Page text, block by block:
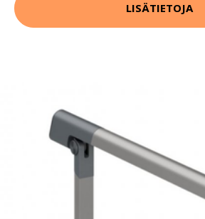
LISÄTIETOJA